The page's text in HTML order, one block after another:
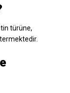
türüne,